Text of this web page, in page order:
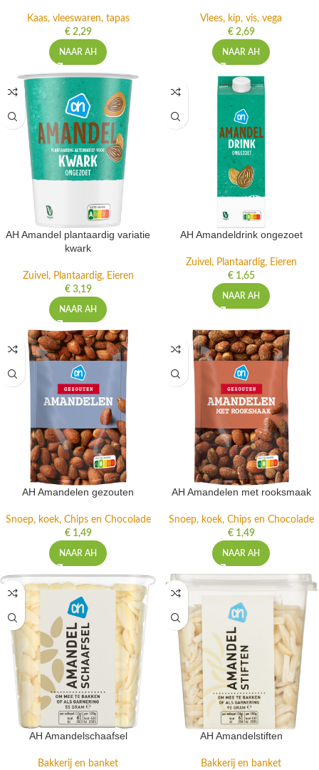
Kaas, vleeswaren, tapas
€2,29
NAAR AH
Vlees, kip, vis, vega
€2,69
NAAR AH
AH Amandel plantaardig variatie
kwark
Zuivel, Plantaardig, Eieren
€3,19
NAAR AH
AH Amandeldrink ongezoet
Zuivel, Plantaardig, Eieren
€1,65
NAAR AH
AH Amandelen gezouten
Snoep, koek, Chips en Chocolade
€1,49
NAAR AH
AH Amandelen met rooksmaak
Snoep, koek, Chips en Chocolade
€1,49
NAAR AH
AH Amandelschaafsel
Bakkerij en banket
AH Amandelstiften
Bakkerij en banket